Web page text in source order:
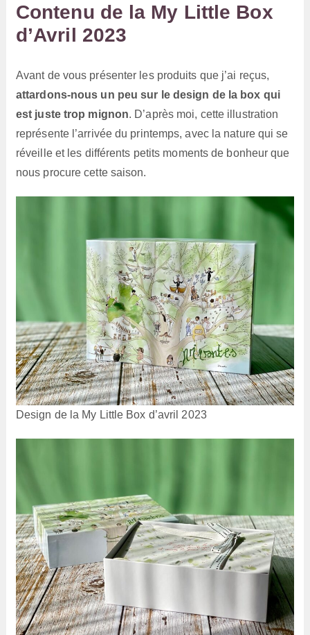
Contenu de la My Little Box
d’Avril 2023
Avant de vous présenter les produits que j’ai reçus,
attardons-nous un peu sur le design de la box qui
est juste trop mignon. D’après moi, cette illustration
représente l’arrivée du printemps, avec la nature qui se
réveille et les différents petits moments de bonheur que
nous procure cette saison.
Design de la My Little Box d’avril 2023